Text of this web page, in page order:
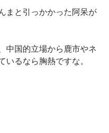
まと引っかかった阿呆が
中国的立場から鹿市やネ
いるなら胸熱ですな。